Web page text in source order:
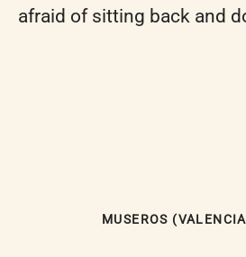
afraid of sitting back and
MUSEROS